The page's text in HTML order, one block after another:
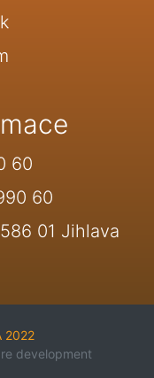
60
60
01 Jihlava
2022
development